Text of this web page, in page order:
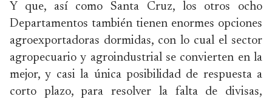
Y que, así como Santa Cruz, los otros ocho
Departamentos también tienen enormes opciones
agroexportadoras dormidas, con lo cual el sector
agropecuario y agroindustrial se convierten en la
mejor, y casi la única posibilidad de respuesta a
corto plazo, para resolver la falta de divisas,